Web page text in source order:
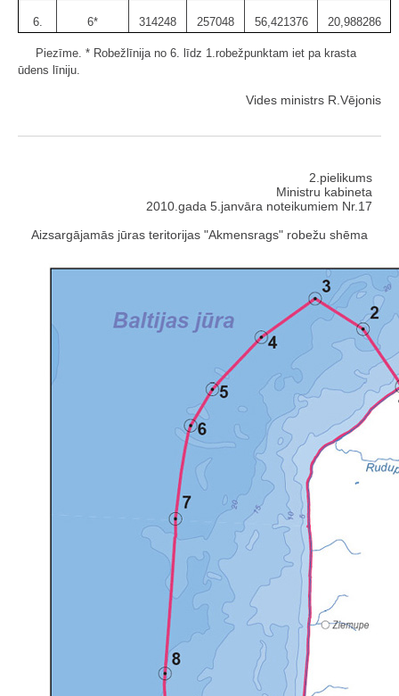
6. 6* 314248 257048 56,421376 20,988286
Piezīme. * Robežlīnija no 6. līdz 1.robežpunktam iet pa krasta
ūdens līniju.
Vides ministrs R.Vējonis
2.pielikums
Ministru kabineta
2010.gada 5.janvāra noteikumiem Nr.17
Aizsargājamās jūras teritorijas "Akmensrags" robežu shēma